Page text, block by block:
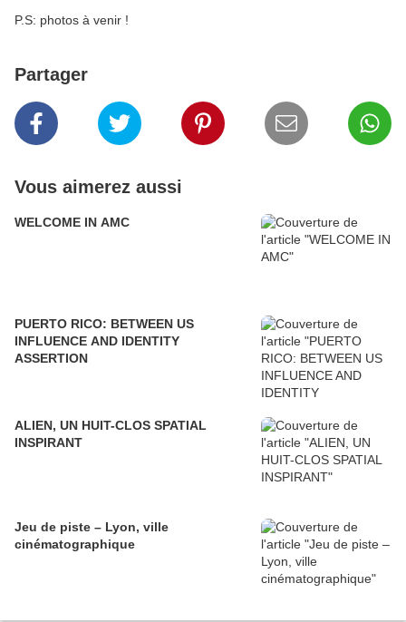
P.S: photos à venir !
Partager
Vous aimerez aussi
WELCOME IN AMC
PUERTO RICO: BETWEEN US
INFLUENCE AND IDENTITY
ASSERTION
ALIEN, UN HUIT-CLOS SPATIAL
INSPIRANT
Jeu de piste – Lyon, ville
cinématographique